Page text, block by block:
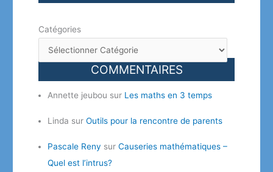
Catégories
COMMENTAIRES
Annette jeubou sur Les maths en 3 temps
Linda surOutils pour la rencontre de parents
Pascale Reny surCauseries mathématiques –
Quel est l’intrus?